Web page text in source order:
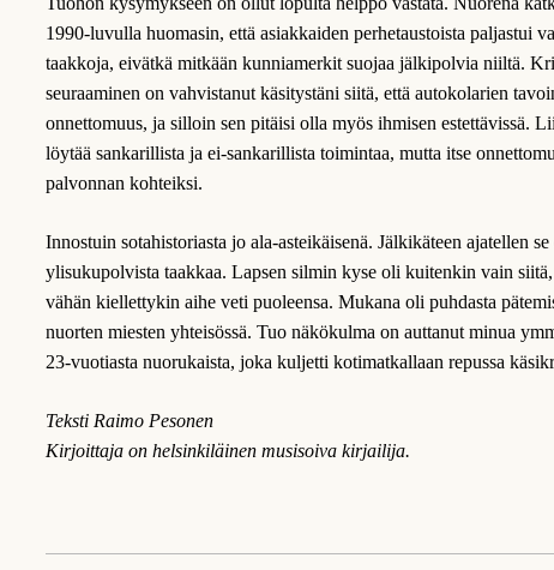
1990-luvulla huomasin, että asiakkaiden perhetaustoista paljastui
taakkoja, eivätkä mitkään kunniamerkit suojaa jälkipolvia niiltä.
seuraaminen on vahvistanut käsitystäni siitä, että autokolarien
onnettomuus, ja silloin sen pitäisi olla myös ihmisen estettävissä.
löytää sankarillista ja ei-sankarillista toimintaa, mutta itse
palvonnan kohteiksi.
Innostuin sotahistoriasta jo ala-asteikäisenä. Jälkikäteen ajatellen
ylisukupolvista taakkaa. Lapsen silmin kyse oli kuitenkin vain
vähän kiellettykin aihe veti puoleensa. Mukana oli puhdasta
nuorten miesten yhteisössä. Tuo näkökulma on auttanut minua
23-vuotiasta nuorukaista, joka kuljetti kotimatkallaan repussa
Teksti Raimo Pesonen
Kirjoittaja on helsinkiläinen musisoiva kirjailija.